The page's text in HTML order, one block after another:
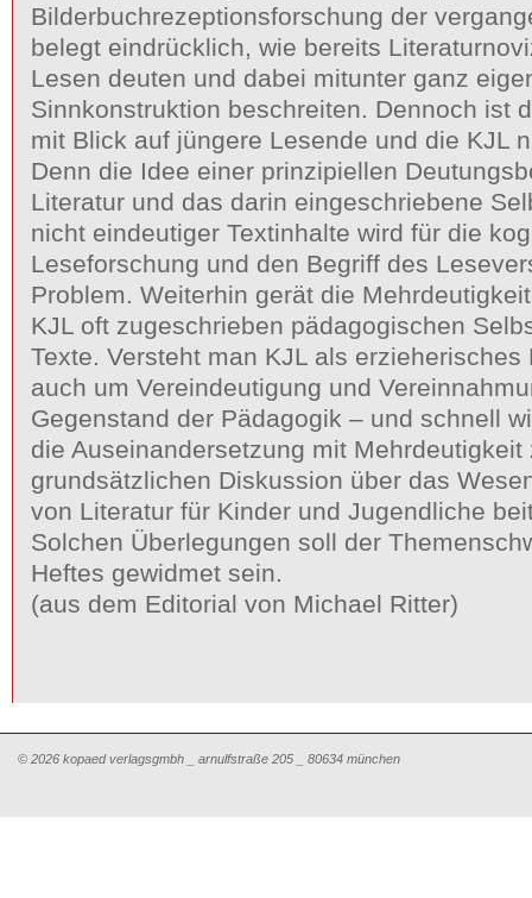
Bilderbuchrezeptionsforschung der
belegt eindrücklich, wie bereits
Lesen deuten und dabei mitunter ganz
Sinnkonstruktion beschreiten. Dennoch ist
mit Blick auf jüngere Lesende und die KJL
Denn die Idee einer prinzipiellen
Literatur und das darin eingeschriebene
nicht eindeutiger Textinhalte wird für die
Leseforschung und den Begriff des
Problem. Weiterhin gerät die
KJL oft zugeschrieben pädagogischen
Texte. Versteht man KJL als erzieherisches
auch um Vereindeutigung und
Gegenstand der Pädagogik – und schnell
die Auseinandersetzung mit Mehrdeutigkeit
grundsätzlichen Diskussion über das
von Literatur für Kinder und Jugendliche
Solchen Überlegungen soll der
Heftes gewidmet sein.
(aus dem Editorial von Michael Ritter)
© 2026 kopaed verlagsgmbh _ arnulfstraße 205 _ 80634 münchen